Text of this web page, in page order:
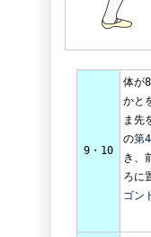
9・10
体が
かと
ま先
の第
き、
ろに
ゴン